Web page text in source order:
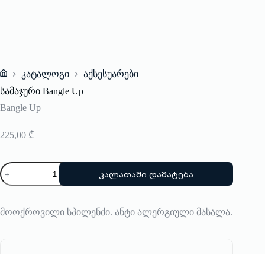
Home
კატალოგი
აქსესუარები
სამაჯური Bangle Up
Bangle Up
225,00 ₾
რაოდენობა:
სამაჯური
Bangle
კალათაში დამატება
მოოქროვილი სპილენძი. ანტი ალერგიული მასალა.